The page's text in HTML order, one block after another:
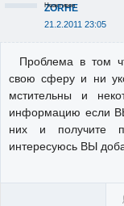
ZORHE
21.2.2011 23:05
Неактивен
Проблема в том
свою сферу и ни
мстительны и
информацию если
них и получите
интересуюсь ВЫ